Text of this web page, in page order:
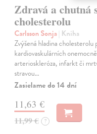
Zdravá a chutná
cholesterolu
Carlsson Sonja| Kniha
Zvýšená hladina
kardiovaskulárních
arterioskleróza, infarkt či
stravou…
Zasielame do 14 dní
11,63 €
11,99 € ?